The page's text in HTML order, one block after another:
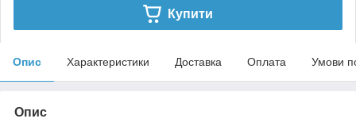
Купити
Опис Характеристики Доставка Оплата Умови
Опис